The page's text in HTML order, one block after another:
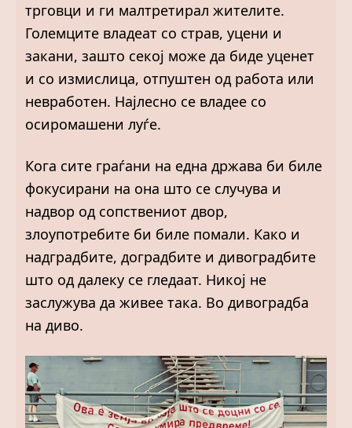
трговци и ги малтретирал жителите.
Големците владеат со страв, уцени и
закани, зашто секој може да биде уценет
и со измислица, отпуштен од работа или
невработен. Најлесно се владее со
осиромашени луѓе.
Кога сите граѓани на една држава би биле
фокусирани на она што се случува и
надвор од сопствениот двор,
злоупотребите би биле помали. Како и
надградбите, доградбите и дивоградбите
што од далеку се гледаат. Никој не
заслужува да живее така. Во дивоградба
на диво.